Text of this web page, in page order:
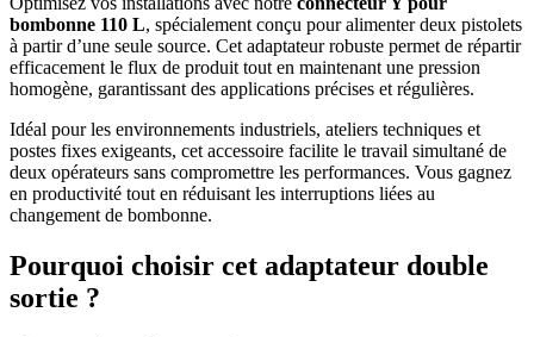
bombonne 110 L, spécialement conçu pour alimenter deux pistolets
à partir d’une seule source. Cet adaptateur robuste permet de répartir
efficacement le flux de produit tout en maintenant une pression
homogène, garantissant des applications précises et régulières.
Idéal pour les environnements industriels, ateliers techniques et
postes fixes exigeants, cet accessoire facilite le travail simultané de
deux opérateurs sans compromettre les performances. Vous gagnez
en productivité tout en réduisant les interruptions liées au
changement de bombonne.
Pourquoi choisir cet adaptateur double
sortie ?